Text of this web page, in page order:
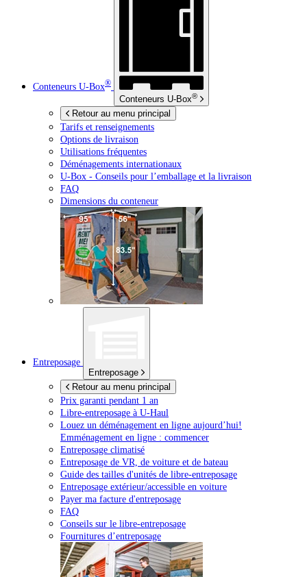
Conteneurs U-Box®
Conteneurs U-Box®
Retour au menu principal
Tarifs et renseignements
Options de livraison
Utilisations fréquentes
Déménagements internationaux
U-Box - Conseils pour l’emballage et la livraison
FAQ
Dimensions du conteneur
Entreposage
Entreposage
Retour au menu principal
Prix garanti pendant 1 an
Libre-entreposage à U-Haul
Louez un déménagement en ligne aujourd’hui!
Emménagement en ligne : commencer
Entreposage climatisé
Entreposage de VR, de voiture et de bateau
Guide des tailles d'unités de libre-entreposage
Entreposage extérieur/accessible en voiture
Payer ma facture d'entreposage
FAQ
Conseils sur le libre-entreposage
Fournitures d’entreposage